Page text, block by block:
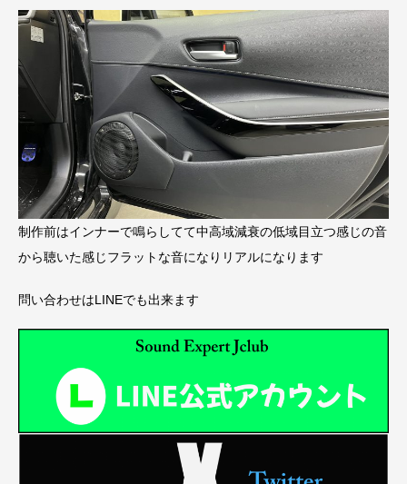
制作前はインナーで鳴らしてて中高域減衰の低域目立つ感じの音
から聴いた感じフラットな音になりリアルになります
問い合わせはLINEでも出来ます